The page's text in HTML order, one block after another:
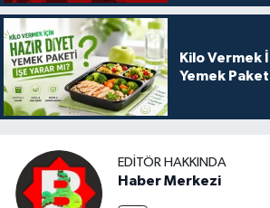
Kilo Vermek
Yemek
EDITÖR HAKKINDA
Haber Merkezi